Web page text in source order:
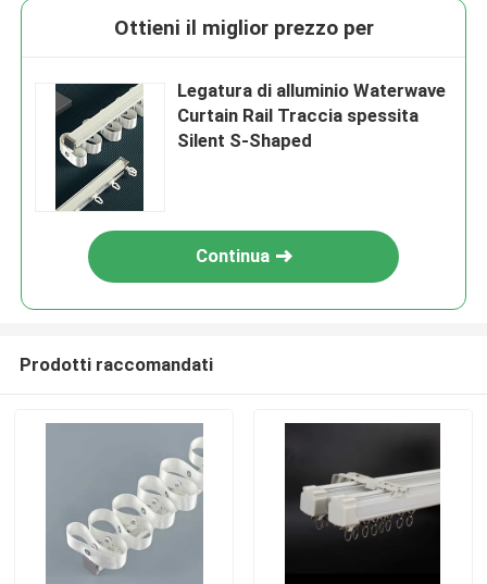
Ottieni il miglior prezzo per
Legatura di alluminio Waterwave
Curtain Rail Traccia spessita
Silent S-Shaped
Continua
Prodotti raccomandati